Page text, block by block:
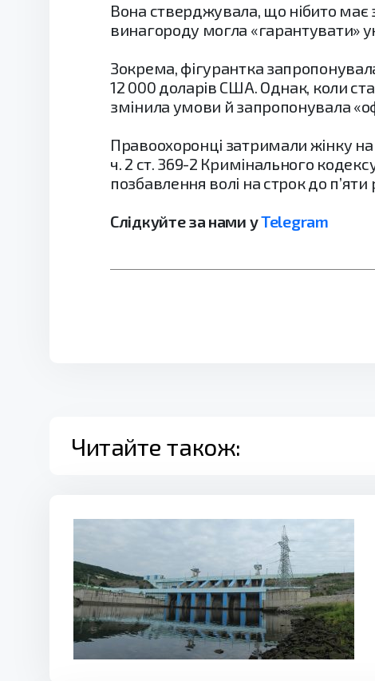
Вона стверджувала, що нібито має
винагороду могла «гарантувати»
Зокрема, фігурантка
12 000 доларів США. Однак, коли
змінила умови й запропонувала
Правоохоронці затримали жінку
ч. 2 ст. 369-2 Кримінального
позбавлення волі на строк до п’яти
Слідкуйте за нами уTelegram
Читайте також: